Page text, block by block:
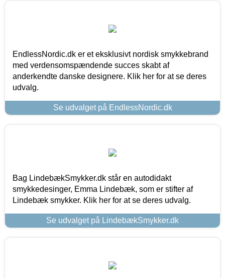
EndlessNordic.dk er et eksklusivt nordisk smykkebrand
med verdensomspændende succes skabt af
anderkendte danske designere. Klik her for at se deres
udvalg.
Se udvalget på EndlessNordic.dk
Bag LindebækSmykker.dk står en autodidakt
smykkedesinger, Emma Lindebæk, som er stifter af
Lindebæk smykker. Klik her for at se deres udvalg.
Se udvalget på LindebækSmykker.dk